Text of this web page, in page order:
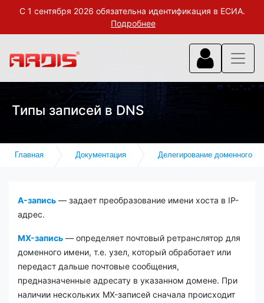
С 1 сентября 2026 обязательна идентификация в ЕСИА.
Подробнее
Типы записей в DNS
Главная Документация Делегирование доменного
A-запись — задает преобразование имени хоста в IP-
адрес.
MX-запись — определяет почтовый ретранслятор для
доменного имени, т.е. узел, который обработает или
передаст дальше почтовые сообщения,
предназначенные адресату в указанном домене. При
наличии нескольких MX-записей сначала происходит